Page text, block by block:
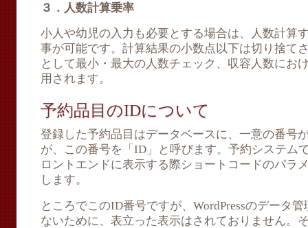
３．人数計算乗率
小人や幼児の入力も必要とする場合は、人数計算
事が可能です。計算結果の小数点以下は切り捨て
として最小・最大の人数チェック、収容人数にお
用されます。
予約品目のIDについて
登録した予約品目はデータベースに、一意の番号
が、この番号を「ID」と呼びます。予約システム
ロントエンドに表示する際ショートコードのパラ
します。
ところでこのID番号ですが、WordPressのデータ
ないために、表立った表示はされておりません。